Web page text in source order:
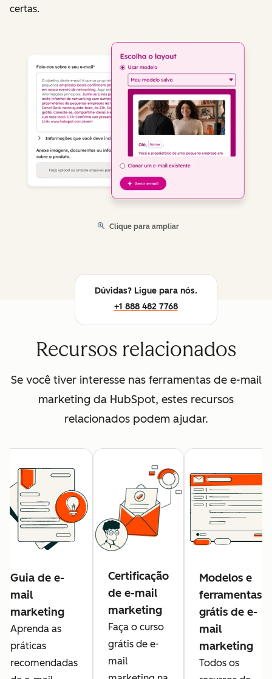
certas.
Clique para ampliar
Dúvidas? Ligue para nós.
+1 888 482 7768
Recursos relacionados
Se você tiver interesse nas ferramentas de e-mail
marketing da HubSpot, estes recursos
relacionados podem ajudar.
Guia de e-
mail
marketing
Aprenda as
práticas
recomendadas
Certificação
de e-mail
marketing
Faça o curso
grátis de e-
mail
Modelos e
ferramentas
grátis de e-
mail
marketing
Todos os